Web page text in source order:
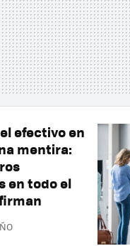
efectivo en
mentira:
en todo el